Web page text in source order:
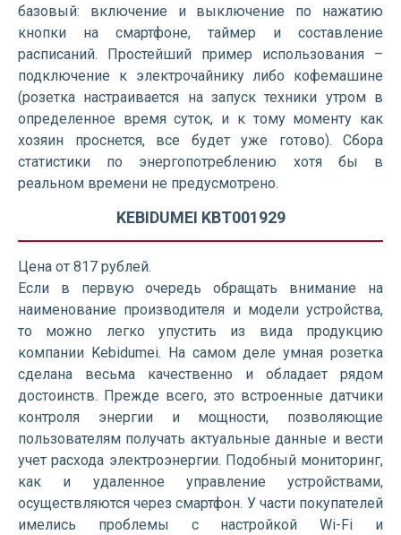
базовый: включение и выключение по нажатию
кнопки на смартфоне, таймер и составление
расписаний. Простейший пример использования –
подключение к электрочайнику либо кофемашине
(розетка настраивается на запуск техники утром в
определенное время суток, и к тому моменту как
хозяин проснется, все будет уже готово). Сбора
статистики по энергопотреблению хотя бы в
реальном времени не предусмотрено.
KEBIDUMEI KBT001929
Цена от 817 рублей.
Если в первую очередь обращать внимание на
наименование производителя и модели устройства,
то можно легко упустить из вида продукцию
компании Kebidumei. На самом деле умная розетка
сделана весьма качественно и обладает рядом
достоинств. Прежде всего, это встроенные датчики
контроля энергии и мощности, позволяющие
пользователям получать актуальные данные и вести
учет расхода электроэнергии. Подобный мониторинг,
как и удаленное управление устройствами,
осуществляются через смартфон. У части покупателей
имелись проблемы с настройкой Wi-Fi и